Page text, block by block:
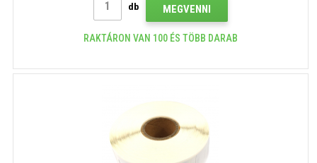
db MEGVENNI
RAKTÁRON VAN 100 ÉS TÖBB DARAB